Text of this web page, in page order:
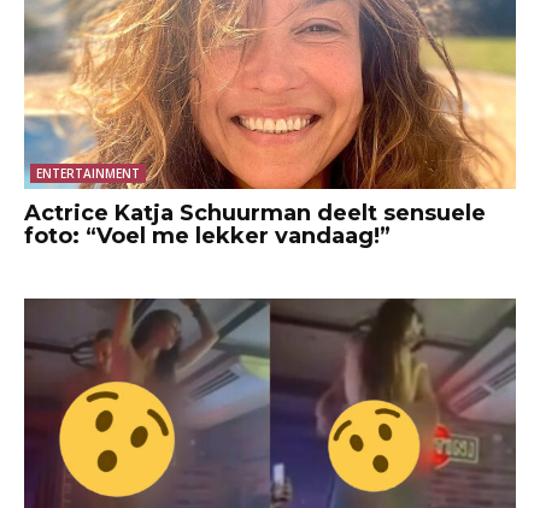
ENTERTAINMENT
Actrice Katja Schuurman deelt sensuele
foto: “Voel me lekker vandaag!”